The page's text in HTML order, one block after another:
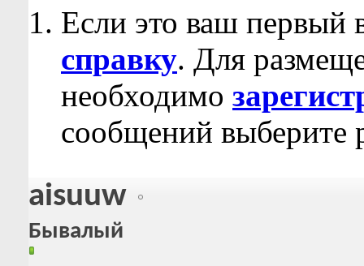
Если это ваш первый
справку. Для
необходимо
сообщений выберите
aisuuw
Бывалый